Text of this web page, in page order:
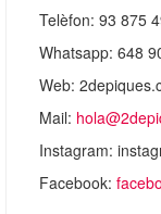
Telèfon: 93 875
Whatsapp: 648
Web:
Mail:
Instagram:
Facebook: